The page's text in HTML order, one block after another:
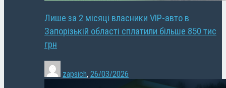
Лише за 2 місяці власники VIP-авто в
Запорізькій області сплатили більше 850 тис
грн
zapsich, 26/03/2026